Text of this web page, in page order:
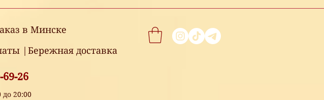
в Минске
| Бережная доставка
69-26
20:00